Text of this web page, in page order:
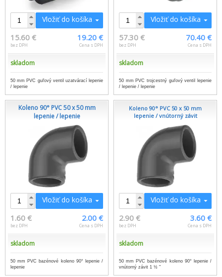
Vložiť do košíka
15.60 €
bez DPH
19.20 €
Cena s DPH
skladom
50 mm PVC guľový ventil uzatvárací lepenie
/ lepenie
Vložiť do košíka
57.30 €
bez DPH
70.40 €
Cena s DPH
skladom
50 mm PVC trojcestný guľový ventil lepenie
/ lepenie / lepenie
Koleno 90° PVC 50 x 50 mm
lepenie / lepenie
Vložiť do košíka
1.60 €
bez DPH
2.00 €
Cena s DPH
skladom
50 mm PVC bazénové koleno 90° lepenie /
lepenie
Koleno 90° PVC 50 x 50 mm
lepenie / vnútorný závit
Vložiť do košíka
2.90 €
bez DPH
3.60 €
Cena s DPH
skladom
50 mm PVC bazénové koleno 90° lepenie /
vnútorný závit 1 ½ "